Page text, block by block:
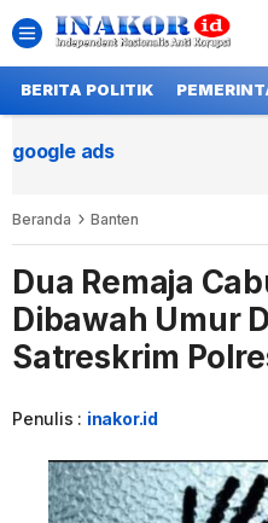
BERITA POLITIK
google ads
Beranda Banten
Dua Remaja
Dibawah Umur
Satreskrim
Penulis : inakor.id